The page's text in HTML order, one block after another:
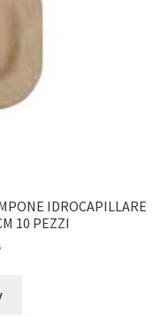
IDROCAPILLARE
10 PEZZI